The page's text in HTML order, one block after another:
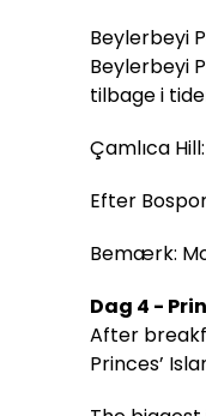
Beylerbeyi
Beylerbeyi
tilbage i
Çamlıca
Efter
Bemærk:
Dag 4 -
After
Princes’